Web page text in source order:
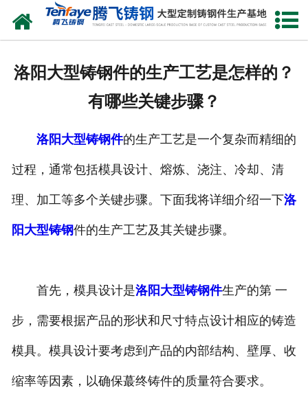
网站首页
生产能力
联系我们
洛阳大型铸钢件的生产工艺是怎样的？
有哪些关键步骤？
洛阳大型铸钢件的生产工艺是一个复杂而精细的
过程，通常包括模具设计、熔炼、浇注、冷却、清
理、加工等多个关键步骤。下面我将详细介绍一下洛
阳大型铸钢件的生产工艺及其关键步骤。
首先，模具设计是洛阳大型铸钢件生产的第 一
步，需要根据产品的形状和尺寸特点设计相应的铸造
模具。模具设计要考虑到产品的内部结构、壁厚、收
缩率等因素，以确保蕞终铸件的质量符合要求。